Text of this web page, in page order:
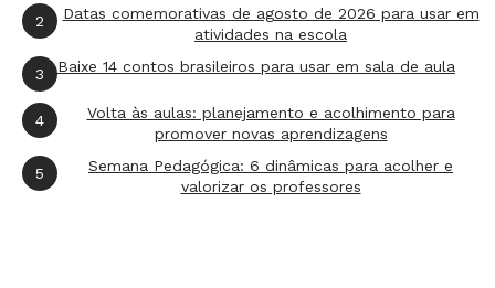
2
Datas comemorativas de agosto de 2026 para usar em
atividades na escola
3 Baixe 14 contos brasileiros para usar em sala de aula
4
Volta às aulas: planejamento e acolhimento para
promover novas aprendizagens
5
Semana Pedagógica: 6 dinâmicas para acolher e
valorizar os professores